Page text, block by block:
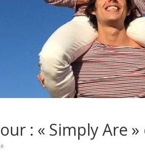
: « Simply Are »